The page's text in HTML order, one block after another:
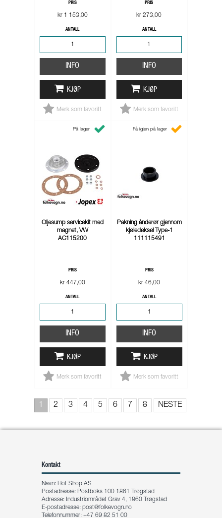
PRIS
kr 1 153,00
ANTALL
INFO
KJØP
Merk som favoritt
PRIS
kr 273,00
ANTALL
INFO
KJØP
Merk som favoritt
På lager
Oljesump servicekit med
magnet, VW
AC115200
PRIS
kr 447,00
ANTALL
INFO
KJØP
Merk som favoritt
Få igjen på lager
Pakning ånderør gjennom
kjøledeksel Type-1
111115491
PRIS
kr 46,00
ANTALL
INFO
KJØP
Merk som favoritt
1 2 3 4 5 6 7 8 NESTE
Kontakt
Navn: Hot Shop AS
Postadresse: Postboks 100 1861 Trøgstad
Adresse: Industriområdet Grav 4, 1860 Trøgstad
E-postadresse: post@folkevogn.no
Telefonnummer: +47 69 82 51 00